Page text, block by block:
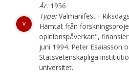
v
År:1956
Type:Valmanifest -
Hämtat från
opinionspåverkan",
juni 1994. Peter Esaiasson
Statsvetenskapliga
universitet.